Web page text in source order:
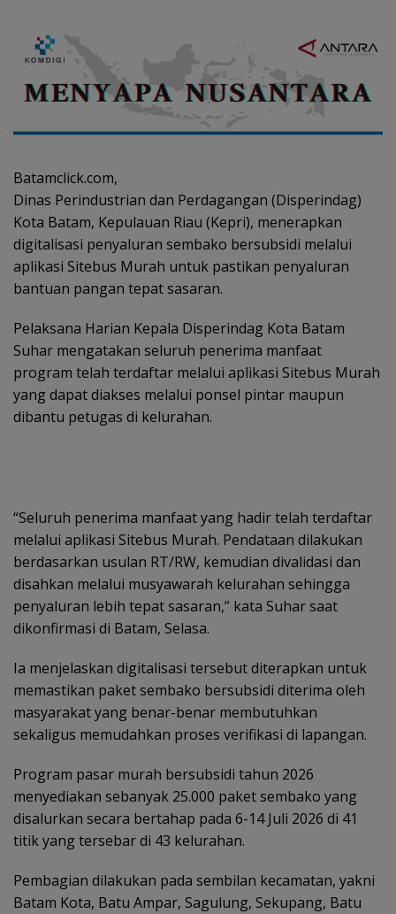
Batamclick.com,
Dinas Perindustrian dan Perdagangan (Disperindag)
Kota Batam, Kepulauan Riau (Kepri), menerapkan
digitalisasi penyaluran sembako bersubsidi melalui
aplikasi Sitebus Murah untuk pastikan penyaluran
bantuan pangan tepat sasaran.
Pelaksana Harian Kepala Disperindag Kota Batam
Suhar mengatakan seluruh penerima manfaat
program telah terdaftar melalui aplikasi Sitebus Murah
yang dapat diakses melalui ponsel pintar maupun
dibantu petugas di kelurahan.
“Seluruh penerima manfaat yang hadir telah terdaftar
melalui aplikasi Sitebus Murah. Pendataan dilakukan
berdasarkan usulan RT/RW, kemudian divalidasi dan
disahkan melalui musyawarah kelurahan sehingga
penyaluran lebih tepat sasaran,” kata Suhar saat
dikonfirmasi di Batam, Selasa.
Ia menjelaskan digitalisasi tersebut diterapkan untuk
memastikan paket sembako bersubsidi diterima oleh
masyarakat yang benar-benar membutuhkan
sekaligus memudahkan proses verifikasi di lapangan.
Program pasar murah bersubsidi tahun 2026
menyediakan sebanyak 25.000 paket sembako yang
disalurkan secara bertahap pada 6-14 Juli 2026 di 41
titik yang tersebar di 43 kelurahan.
Pembagian dilakukan pada sembilan kecamatan, yakni
Batam Kota, Batu Ampar, Sagulung, Sekupang, Batu